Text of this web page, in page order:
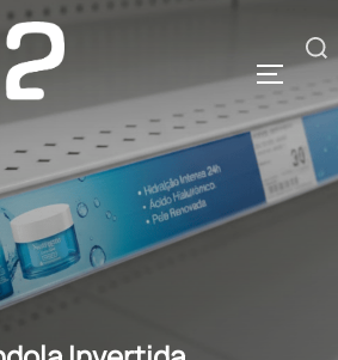
Pesquisar
por: